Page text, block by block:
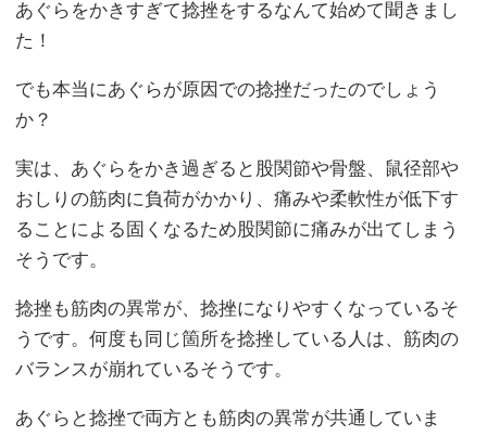
あぐらをかきすぎて捻挫をするなんて始めて聞きまし
た！
でも本当にあぐらが原因での捻挫だったのでしょう
か？
実は、あぐらをかき過ぎると股関節や骨盤、鼠径部や
おしりの筋肉に負荷がかかり、痛みや柔軟性が低下す
ることによる固くなるため股関節に痛みが出てしまう
そうです。
捻挫も筋肉の異常が、捻挫になりやすくなっているそ
うです。何度も同じ箇所を捻挫している人は、筋肉の
バランスが崩れているそうです。
あぐらと捻挫で両方とも筋肉の異常が共通していま